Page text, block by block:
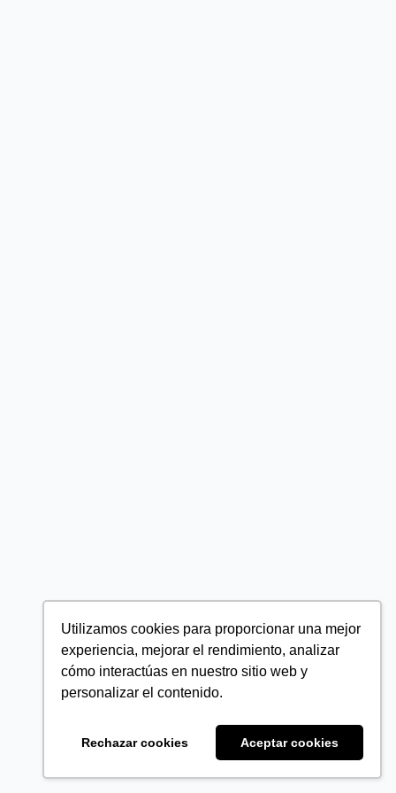
Utilizamos cookies para proporcionar una mejor
experiencia, mejorar el rendimiento, analizar
cómo interactúas en nuestro sitio web y
personalizar el contenido.
Rechazar cookies Aceptar cookies